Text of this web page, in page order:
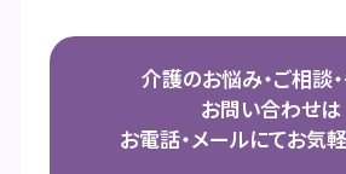
介護のお悩み・ご相談
お問い合わせは
お電話・メールにてお気